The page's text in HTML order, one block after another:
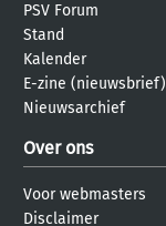
PSV Forum
Stand
Kalender
E-zine (nieuwsbrief)
Nieuwsarchief
Over ons
Voor webmasters
Disclaimer